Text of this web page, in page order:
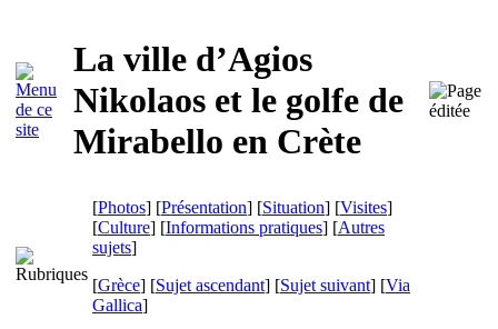
La ville d’Agios
Nikolaos et le golfe de
Mirabello en Crète
[Photos] [Présentation] [Situation] [Visites]
[Culture] [Informations pratiques] [Autres
sujets]
[Grèce] [Sujet ascendant] [Sujet suivant] [Via
Gallica]